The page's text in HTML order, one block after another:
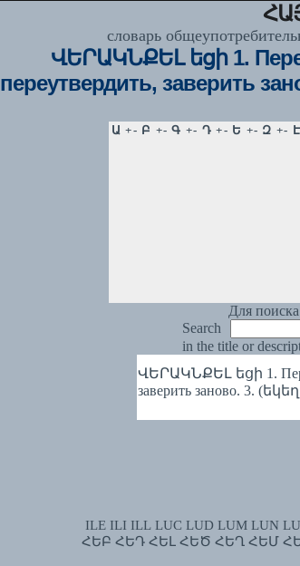
словарь
ՎԵՐԱԿՆՔԵԼ եցի 1.
переутвердить, заверить
Для
Search
in the title or
ՎԵՐԱԿՆՔԵԼ եցի 1.
заверить заново. 3.
ILE ILI ILL LUC LUD LUM LUN
ՀԵԲ ՀԵԴ ՀԵԼ ՀԵԾ ՀԵՂ ՀԵՄ